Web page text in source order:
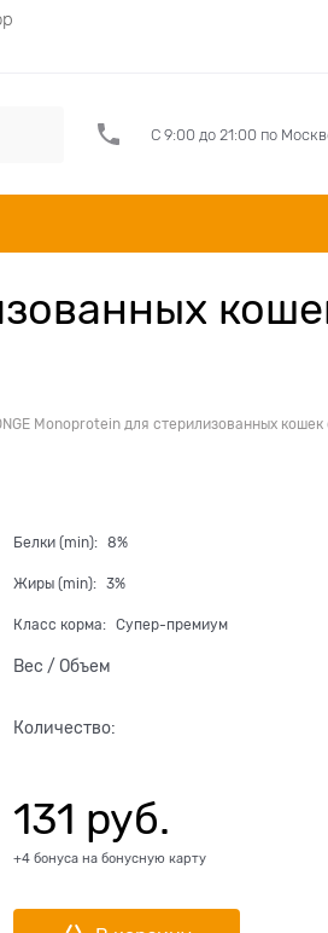
С 9:00 до 21:00 по
Monoprotein для стерилизованных
Белки (min): 8%
Жиры (min): 3%
Класс корма: Супер-премиум
Вес / Объем
Количество:
131 руб.
+4 бонуса на бонусную карту